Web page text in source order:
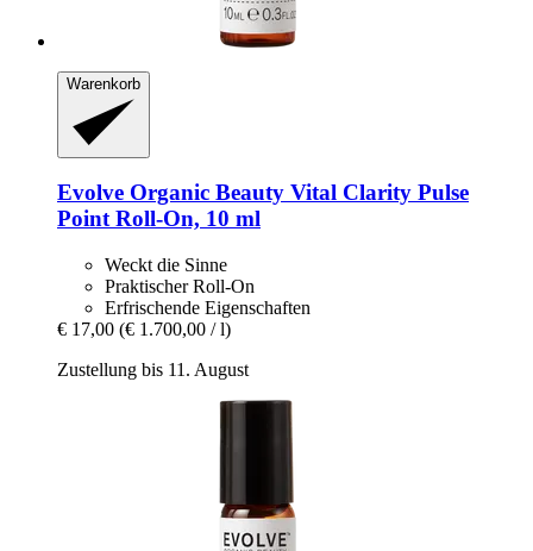
Warenkorb
Evolve Organic Beauty Vital Clarity Pulse
Point Roll-​On, 10 ml
Weckt die Sinne
Praktischer Roll-On
Erfrischende Eigenschaften
€ 17,00 (€ 1.700,00 / l)
Zustellung bis 11. August